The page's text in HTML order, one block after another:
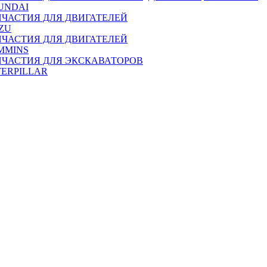
ДЛЯ ДВИГАТЕЛЕЙ
ДЛЯ ДВИГАТЕЛЕЙ
ДЛЯ ЭКСКАВАТОРОВ